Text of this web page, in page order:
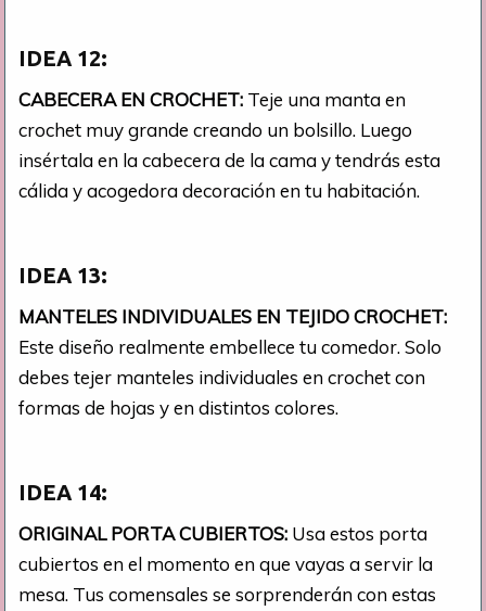
IDEA 12:
CABECERA EN CROCHET: Teje una manta en
crochet muy grande creando un bolsillo. Luego
insértala en la cabecera de la cama y tendrás esta
cálida y acogedora decoración en tu habitación.
IDEA 13:
MANTELES INDIVIDUALES EN TEJIDO CROCHET:
Este diseño realmente embellece tu comedor. Solo
debes tejer manteles individuales en crochet con
formas de hojas y en distintos colores.
IDEA 14:
ORIGINAL PORTA CUBIERTOS: Usa estos porta
cubiertos en el momento en que vayas a servir la
mesa. Tus comensales se sorprenderán con estas